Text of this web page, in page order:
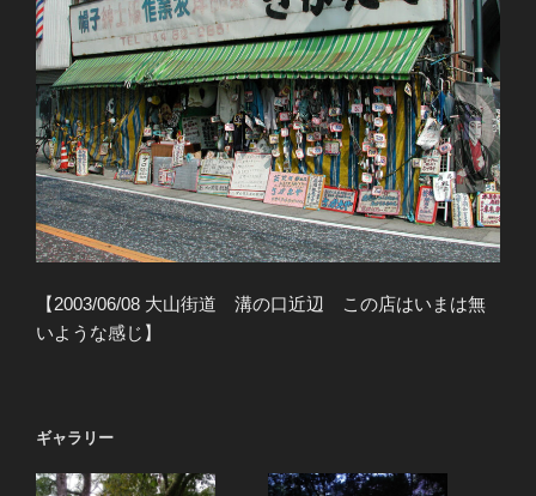
【2003/06/08 大山街道 溝の口近辺 この店はいまは無
いような感じ】
ギャラリー